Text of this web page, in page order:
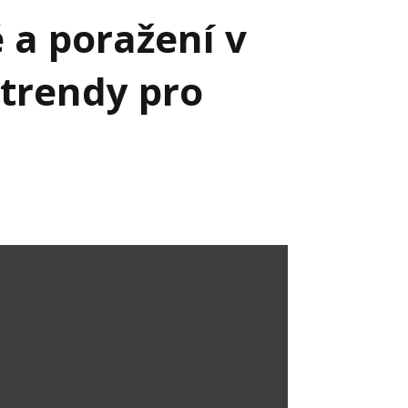
Já v médiích
a poražení v
pro